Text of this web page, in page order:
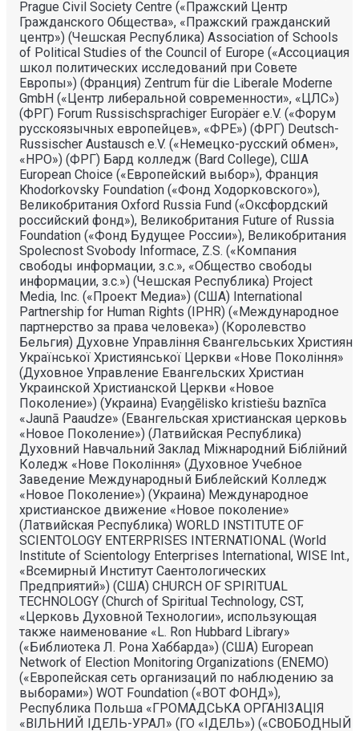
Prague Civil Society Centre («Пражский Центр
Гражданского Общества», «Пражский гражданский
центр») (Чешская Республика) Association of Schools
of Political Studies of the Council of Europe («Ассоциация
школ политических исследований при Совете
Европы») (Франция) Zentrum für die Liberale Moderne
GmbH («Центр либеральной современности», «ЦЛС»)
(ФРГ) Forum Russischsprachiger Europäer e.V. («Форум
русскоязычных европейцев», «ФРЕ») (ФРГ) Deutsch-
Russischer Austausch e.V. («Немецко-русский обмен»,
«НРО») (ФРГ) Бард колледж (Bard College), США
European Choice («Европейский выбор»), Франция
Khodorkovsky Foundation («Фонд Ходорковского»),
Великобритания Oxford Russia Fund («Оксфордский
российский фонд»), Великобритания Future of Russia
Foundation («Фонд Будущее России»), Великобритания
Spolecnost Svobody Informace, Z.S. («Компания
свободы информации, з.с.», «Общество свободы
информации, з.с.») (Чешская Республика) Project
Media, Inc. («Проект Медиа») (США) International
Partnership for Human Rights (IPHR) («Международное
партнерство за права человека») (Королевство
Бельгия) Духовне Управлiння Євангельських Християн
Української Християнської Церкви «Нове Поколiння»
(Духовное Управление Евангельских Христиан
Украинской Христианской Церкви «Новое
Поколение») (Украина) Evaņgēlisko kristiešu baznīca
«Jaunā Paaudze» (Евангельская христианская церковь
«Новое Поколение») (Латвийская Республика)
Духовний Навчальний Заклад Міжнародний Біблійний
Коледж «Нове Покоління» (Духовное Учебное
Заведение Международный Библейский Колледж
«Новое Поколение») (Украина) Международное
христианское движение «Новое поколение»
(Латвийская Республика) WORLD INSTITUTE OF
SCIENTOLOGY ENTERPRISES INTERNATIONAL (World
Institute of Scientology Enterprises International, WISE Int.,
«Всемирный Институт Саентологических
Предприятий») (США) CHURCH OF SPIRITUAL
TECHNOLOGY (Church of Spiritual Technology, CST,
«Церковь Духовной Технологии», использующая
также наименование «L. Ron Hubbard Library»
(«Библиотека Л. Рона Хаббарда») (США) European
Network of Election Monitoring Organizations (ENEMO)
(«Европейская сеть организаций по наблюдению за
выборами») WOT Foundation («ВОТ ФОНД»),
Республика Польша «ГРОМАДСЬКА ОРГАНI3АЦIЯ
«ВIЛЬНИЙ IДЕЛЬ-УРАЛ» (ГО «IДЕЛЬ») («СВОБОДНЫЙ